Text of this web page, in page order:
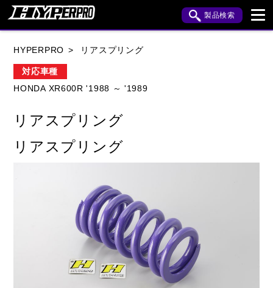
製品検索
CAGIVA DUCATI
HARLEY DAVIDSON
KTM MOTO GUZZI
ROYAL ENFIELD
TRIUMPH
HYPERPRO リアスプリング
対応車種
HONDA XR600R '1988 ～ '1989
リアスプリング
リアスプリング